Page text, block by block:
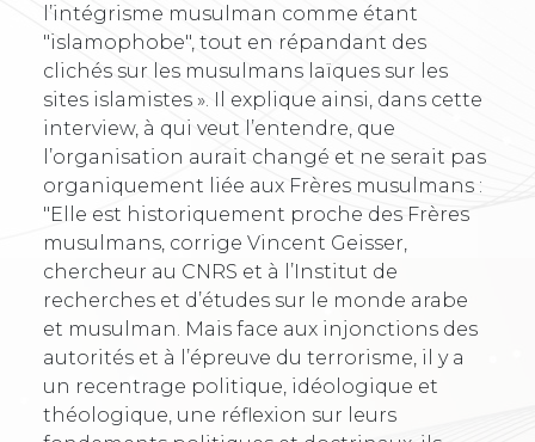
l’intégrisme musulman comme étant
"islamophobe", tout en répandant des
clichés sur les musulmans laïques sur les
sites islamistes ». Il explique ainsi, dans cette
interview, à qui veut l’entendre, que
l’organisation aurait changé et ne serait pas
organiquement liée aux Frères musulmans :
"Elle est historiquement proche des Frères
musulmans, corrige Vincent Geisser,
chercheur au CNRS et à l’Institut de
recherches et d’études sur le monde arabe
et musulman. Mais face aux injonctions des
autorités et à l’épreuve du terrorisme, il y a
un recentrage politique, idéologique et
théologique, une réflexion sur leurs